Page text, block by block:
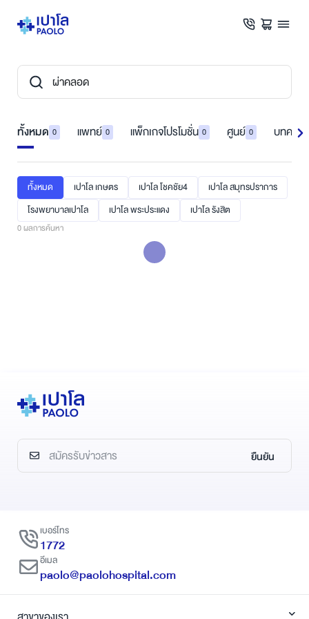
ทั้งหมด 0 แพทย์ 0 แพ็กเกจโปรโมชั่น 0 ศูนย์ 0 บทควา
ทั้งหมด เปาโล เกษตร เปาโล โชคชัย4
เปาโล สมุทรปราการ
โรงพยาบาลเปาโล
เปาโล พระประแดง เปาโล รังสิต
0ผลการค้นหา
ยืนยัน
เบอร์โทร
1772
อีเมล
paolo@paolohospital.com